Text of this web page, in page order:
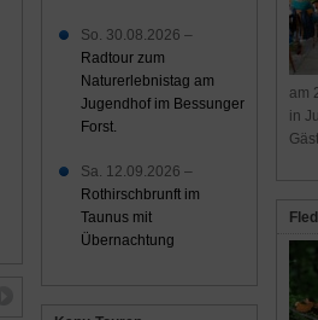
am
in
So. 30.08.2026 –
Radtour zum
Naturerlebnistag am
Jugendhof im Bessunger
Forst.
Sa. 12.09.2026 –
Rothirschbrunft im
Taunus mit
Übernachtung